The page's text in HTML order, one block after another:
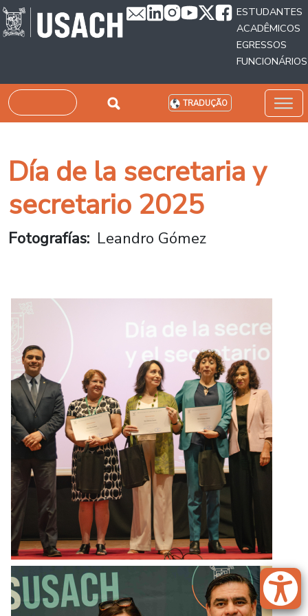
Passar para o conteúdo principal
ESTUDANTES
ACADÊMICOS
EGRESSOS
FUNCIONÁRIOS
Pesquisar TRADUÇÃO
Día de la secretaria y
secretario 2025
Fotografías Leandro Gómez